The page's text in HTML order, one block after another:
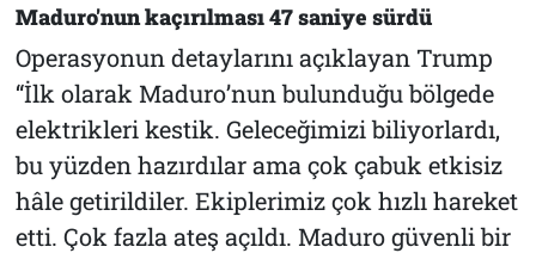
Maduro'nun kaçırılması 47 saniye sürdü
Operasyonun detaylarını açıklayan Trump
“İlk olarak Maduro’nun bulunduğu bölgede
elektrikleri kestik. Geleceğimizi biliyorlardı,
bu yüzden hazırdılar ama çok çabuk etkisiz
hâle getirildiler. Ekiplerimiz çok hızlı hareket
etti. Çok fazla ateş açıldı. Maduro güvenli bir